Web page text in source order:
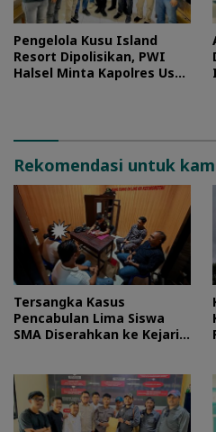
Pengelola Kusu Island
Resort Dipolisikan, PWI
Halsel Minta Kapolres Usut
Rekomendasi untuk
Tersangka Kasus
Pencabulan Lima Siswa
SMA Diserahkan ke Kejari